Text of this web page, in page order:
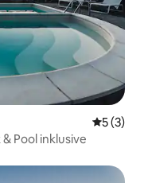
5 (3)
Pool inklusive